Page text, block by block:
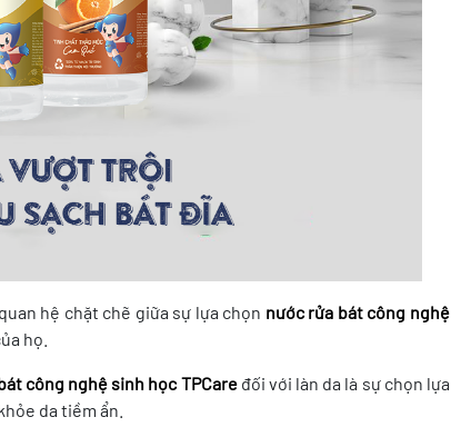
hệ chặt chẽ giữa sự lựa chọn nước rửa bát công nghệ
họ.
công nghệ sinh học TPCaređối với làn da là sự chọn lựa
da tiềm ẩn.